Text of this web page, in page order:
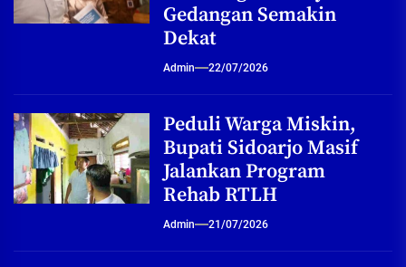
Gedangan Semakin
Dekat
Admin 22/07/2026
Peduli Warga Miskin,
Bupati Sidoarjo Masif
Jalankan Program
Rehab RTLH
Admin 21/07/2026